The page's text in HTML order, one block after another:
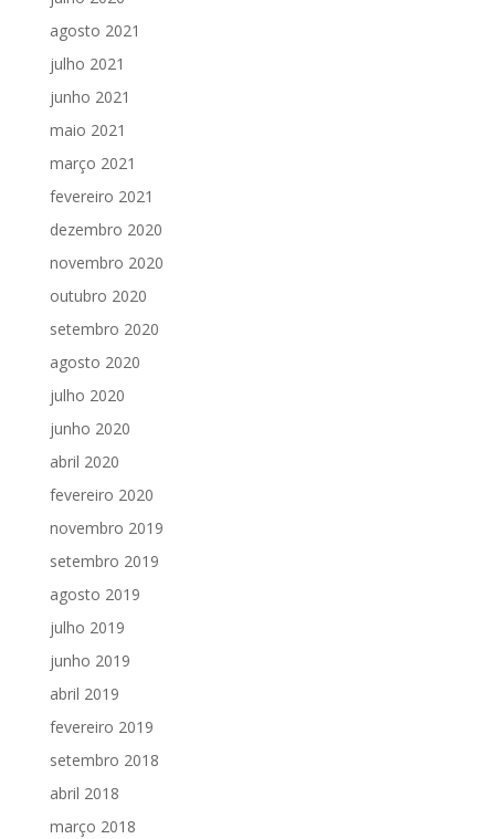
agosto 2021
julho 2021
junho 2021
maio 2021
março 2021
fevereiro 2021
dezembro 2020
novembro 2020
outubro 2020
setembro 2020
agosto 2020
julho 2020
junho 2020
abril 2020
fevereiro 2020
novembro 2019
setembro 2019
agosto 2019
julho 2019
junho 2019
abril 2019
fevereiro 2019
setembro 2018
abril 2018
março 2018